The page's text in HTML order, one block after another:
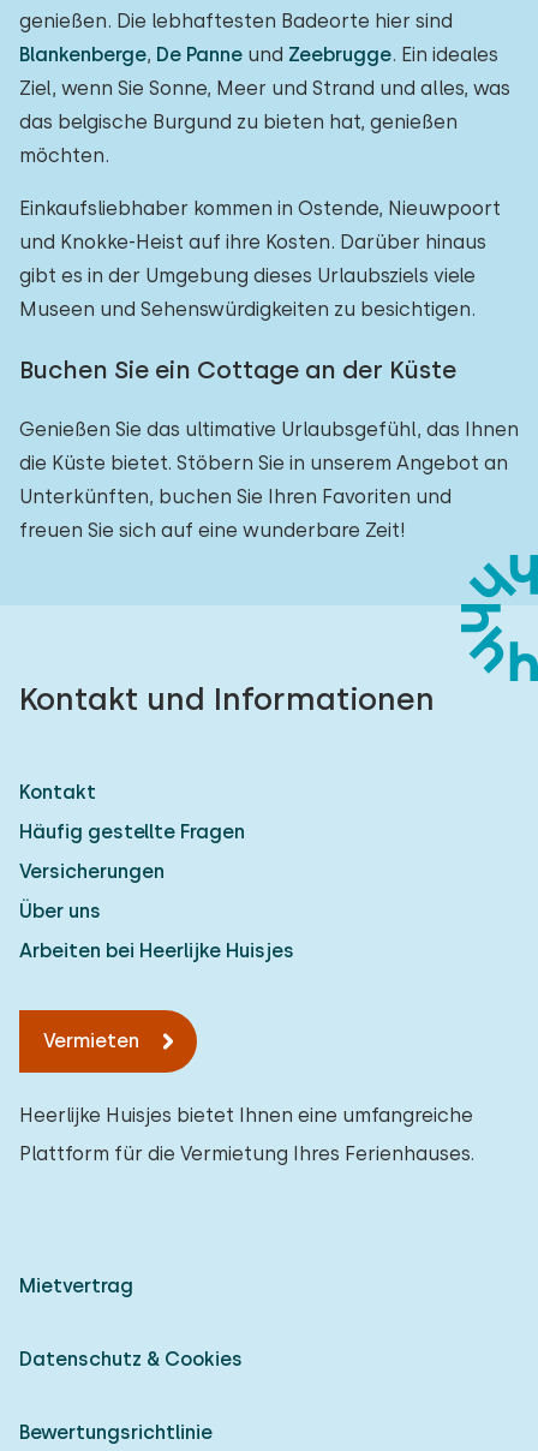
genießen. Die lebhaftesten Badeorte hier sind
Blankenberge, De Panne und Zeebrugge. Ein ideales
Ziel, wenn Sie Sonne, Meer und Strand und alles, was
das belgische Burgund zu bieten hat, genießen
möchten.
Einkaufsliebhaber kommen in Ostende, Nieuwpoort
und Knokke-Heist auf ihre Kosten. Darüber hinaus
gibt es in der Umgebung dieses Urlaubsziels viele
Museen und Sehenswürdigkeiten zu besichtigen.
Buchen Sie ein Cottage an der Küste
Genießen Sie das ultimative Urlaubsgefühl, das Ihnen
die Küste bietet. Stöbern Sie in unserem Angebot an
Unterkünften, buchen Sie Ihren Favoriten und
freuen Sie sich auf eine wunderbare Zeit!
Kontakt und Informationen
Kontakt
Häufig gestellte Fragen
Versicherungen
Über uns
Arbeiten bei Heerlijke Huisjes
Vermieten
Heerlijke Huisjes bietet Ihnen eine umfangreiche
Plattform für die Vermietung Ihres Ferienhauses.
Mietvertrag
Datenschutz & Cookies
Bewertungsrichtlinie